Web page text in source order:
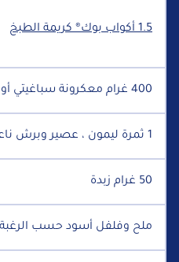
1.5 أكواب بوك® كريمة الطبخ
400 غرام معكرونة سباغيتي أو لينغويني
1 ثمرة ليمون ، عصير وبرش ناعم
50 غرام زبدة
ملح وفلفل أسود حسب الرغبة